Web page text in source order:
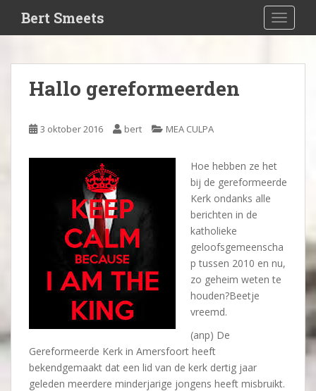
i
Bert Smeets
Hallo gereformeerden
3 oktober 2016 bert MEA CULPA
Hoe hebben ze het
bij de gereformeerde
Kerk ondanks alle
berichten in de
katholieke
geloofsgemeenscha
p tussen 2010 en nu,
zo geheim weten te
houden?Beetje
vreemd.
(anp) De
Gereformeerde Kerk in Amersfoort heeft
bekendgemaakt dat een lid van de kerk dertig jaar
geleden meerdere minderjarige jongens heeft misbruikt.